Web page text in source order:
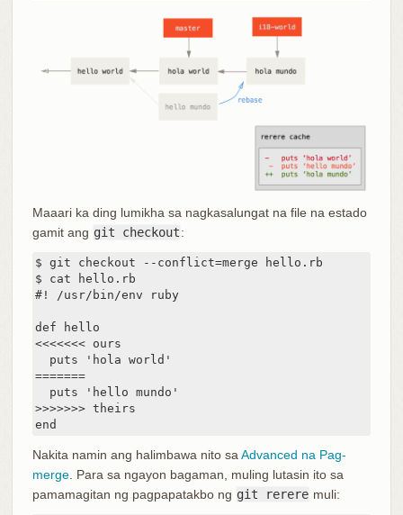
Maaari ka ding lumikha sa nagkasalungat na file na estado
gamit ang git checkout:
$ git checkout --conflict=merge hello.rb
$ cat hello.rb
#! /usr/bin/env ruby
def hello
<<<<<<< ours
  puts 'hola world'
=======
  puts 'hello mundo'
>>>>>>> theirs
end
Nakita namin ang halimbawa nito saAdvanced na Pag-
merge. Para sa ngayon bagaman, muling lutasin ito sa
pamamagitan ng pagpapatakbo ng git rerere muli: